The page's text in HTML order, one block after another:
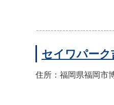
セイワパーク
住所：福岡県福岡市